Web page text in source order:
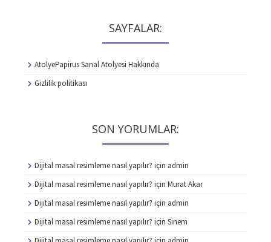
SAYFALAR:
AtolyePapirus Sanal Atolyesi Hakkında
Gizlilik politikası
SON YORUMLAR:
Dijital masal resimleme nasıl yapılır? için admin
Dijital masal resimleme nasıl yapılır? için Murat Akar
Dijital masal resimleme nasıl yapılır? için admin
Dijital masal resimleme nasıl yapılır? için Sinem